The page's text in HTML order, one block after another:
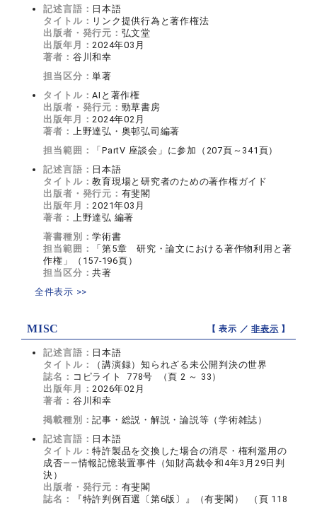
記述言語： 日本語
タイトル： リンク提供行為と著作権法
出版者・発行元： 弘文堂
出版年月：2024年03月
著者： 谷川和幸
担当区分：単著
タイトル：AIと著作権
出版者・発行元： 勁草書房
出版年月：2024年02月
著者： 上野達弘・奥邨弘司編著
担当範囲：
「PartV 座談会」に参加（207頁～341頁）
記述言語： 日本語
タイトル：教育現場と研究者のための著作権ガイド
出版者・発行元： 有斐閣
出版年月：2021年03月
著者： 上野達弘 編著
著書種別：学術書
担当範囲：
「第5章 研究・論文における著作物利用と著
作権」（157-196頁）
担当区分：共著
全件表示 >>
MISC 【 表示 ／非表示 】
記述言語： 日本語
タイトル：
（講演録）知られざる未公開判決の世界
誌名： コピライト 778号 （頁 2 ～ 33）
出版年月：2026年02月
著者： 谷川和幸
掲載種別：記事・総説・解説・論説等（学術雑誌）
記述言語： 日本語
タイトル：特許製品を交換した場合の消尽・権利濫用の
成否――情報記憶装置事件（知財高裁令和4年3月29日判
決）
出版者・発行元： 有斐閣
誌名：
『特許判例百選〔第6版〕』（有斐閣） （頁 118